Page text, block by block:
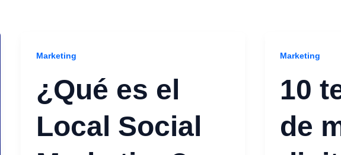
Marketing
¿Qué es el
Local Social
Marketing
10
de